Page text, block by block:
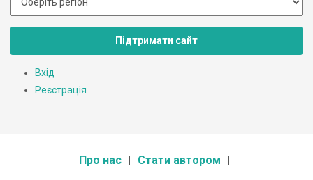
Підтримати сайт
Вхід
Реєстрація
Про нас Стати автором